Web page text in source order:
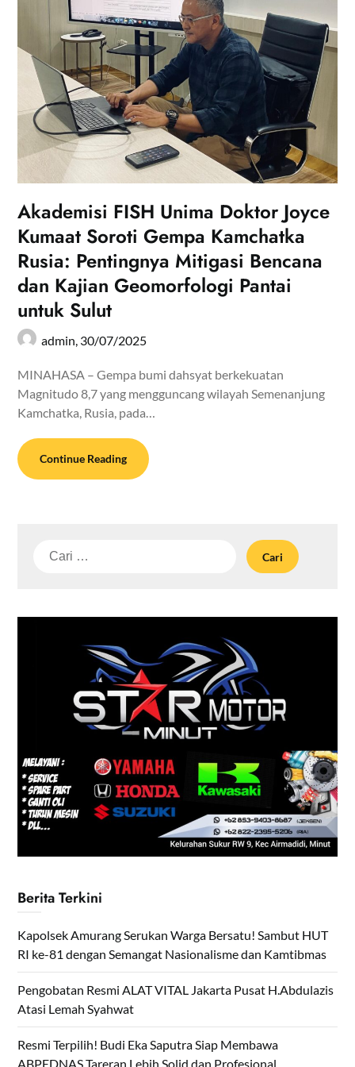
Akademisi FISH Unima Doktor Joyce
Kumaat Soroti Gempa Kamchatka
Rusia: Pentingnya Mitigasi Bencana
dan Kajian Geomorfologi Pantai
untuk Sulut
admin, 30/07/2025
MINAHASA – Gempa bumi dahsyat berkekuatan
Magnitudo 8,7 yang mengguncang wilayah Semenanjung
Kamchatka, Rusia, pada…
Continue Reading
Cari
Berita Terkini
Kapolsek Amurang Serukan Warga Bersatu! Sambut HUT
RI ke-81 dengan Semangat Nasionalisme dan Kamtibmas
Pengobatan Resmi ALAT VITAL Jakarta Pusat H.Abdulazis
Atasi Lemah Syahwat
Resmi Terpilih! Budi Eka Saputra Siap Membawa
ABPEDNAS Tareran Lebih Solid dan Profesional